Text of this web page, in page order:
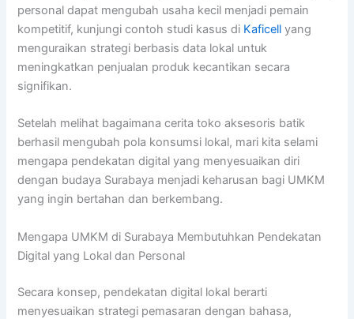
personal dapat mengubah usaha kecil menjadi pemain
kompetitif, kunjungi contoh studi kasus di Kaficell yang
menguraikan strategi berbasis data lokal untuk
meningkatkan penjualan produk kecantikan secara
signifikan.
Setelah melihat bagaimana cerita toko aksesoris batik
berhasil mengubah pola konsumsi lokal, mari kita selami
mengapa pendekatan digital yang menyesuaikan diri
dengan budaya Surabaya menjadi keharusan bagi UMKM
yang ingin bertahan dan berkembang.
Mengapa UMKM di Surabaya Membutuhkan Pendekatan
Digital yang Lokal dan Personal
Secara konsep, pendekatan digital lokal berarti
menyesuaikan strategi pemasaran dengan bahasa,